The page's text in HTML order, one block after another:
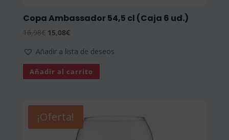
Copa Ambassador 54,5 cl (Caja 6 ud.)
16,98€ El
original
era:
16,98€.
15,08€El
actual
15,08€.
Añadir a lista de deseos
Añadir al carrito
¡Oferta!